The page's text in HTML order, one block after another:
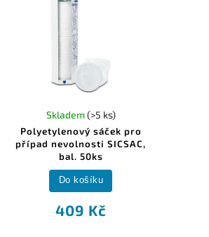
Nejprodávanější
Abecedně
Polyetylenový sáček pro
případ nevolnosti SICSAC,
bal. 50ks
Skladem(>5 ks)
409 Kč
Do košíku